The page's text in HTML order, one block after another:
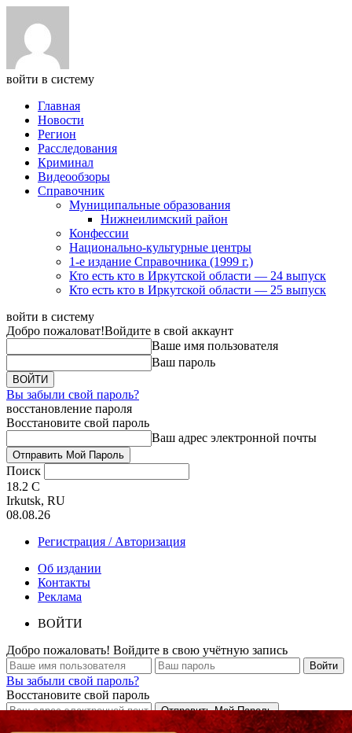
войти в систему
Главная
Новости
Регион
Расследования
Криминал
Видеообзоры
Справочник
Муниципальные образования
Нижнеилимский район
Конфессии
Национально-культурные центры
1-е издание Справочника (1999 г.)
Кто есть кто в Иркутской области — 24 выпуск
Кто есть кто в Иркутской области — 25 выпуск
войти в систему
Добро пожаловат!Войдите в свой аккаунт
Ваше имя пользователя
Ваш пароль
Вы забыли свой пароль?
восстановление пароля
Восстановите свой пароль
Ваш адрес электронной почты
Поиск
18.2 C
Irkutsk, RU
08.08.26
Регистрация / Авторизация
Об издании
Контакты
Реклама
ВОЙТИ
Добро пожаловать! Войдите в свою учётную запись
Вы забыли свой пароль?
Восстановите свой пароль
Кто есть кто в Байкальском регионе